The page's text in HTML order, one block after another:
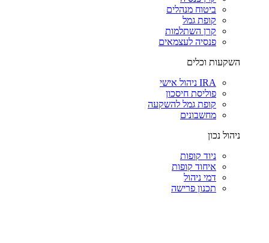
ביטוח מנהלים
קופת גמל
קרן השתלמות
פנסיה לעצמאים
השקעות וכלים
IRA ניהול אישי
פוליסת חיסכון
קופת גמל להשקעה
מחשבונים
ניהול נכון
ניוד קופות
איחוד קופות
דמי ניהול
תכנון פרישה